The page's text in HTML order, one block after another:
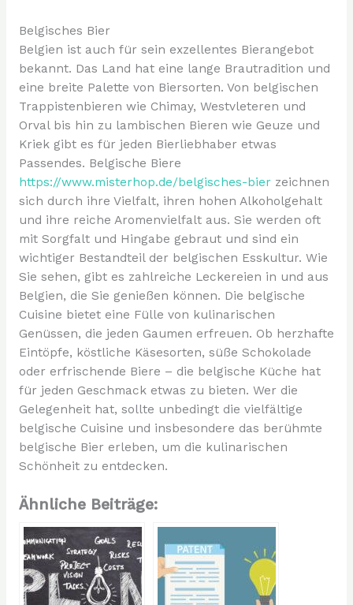
Belgisches Bier
Belgien ist auch für sein exzellentes Bierangebot
bekannt. Das Land hat eine lange Brautradition und
eine breite Palette von Biersorten. Von belgischen
Trappistenbieren wie Chimay, Westvleteren und
Orval bis hin zu lambischen Bieren wie Geuze und
Kriek gibt es für jeden Bierliebhaber etwas
Passendes. Belgische Biere
https://www.misterhop.de/belgisches-bierzeichnen
sich durch ihre Vielfalt, ihren hohen Alkoholgehalt
und ihre reiche Aromenvielfalt aus. Sie werden oft
mit Sorgfalt und Hingabe gebraut und sind ein
wichtiger Bestandteil der belgischen Esskultur. Wie
Sie sehen, gibt es zahlreiche Leckereien in und aus
Belgien, die Sie genießen können. Die belgische
Cuisine bietet eine Fülle von kulinarischen
Genüssen, die jeden Gaumen erfreuen. Ob herzhafte
Eintöpfe, köstliche Käsesorten, süße Schokolade
oder erfrischende Biere – die belgische Küche hat
für jeden Geschmack etwas zu bieten. Wer die
Gelegenheit hat, sollte unbedingt die vielfältige
belgische Cuisine und insbesondere das berühmte
belgische Bier erleben, um die kulinarischen
Schönheit zu entdecken.
Ähnliche Beiträge: